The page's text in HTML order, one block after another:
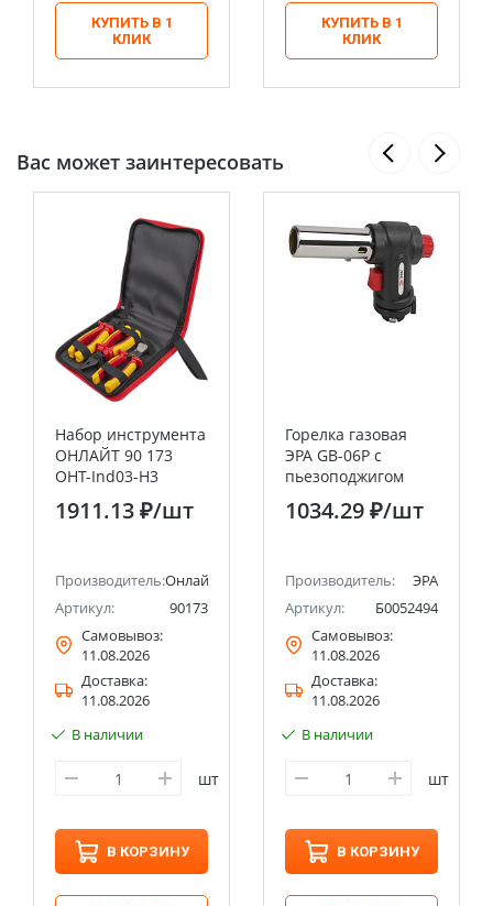
КУПИТЬ В 1
КЛИК
КУПИТЬ В 1
КЛИК
Вас может заинтересовать
Набор инструмента
ОНЛАЙТ 90 173
OHT-Ind03-H3
(диэлектрические, 3
шт)
1911.13 ₽/шт
Производитель:Онлайт
Артикул:
90173
Самовывоз:
11.08.2026
Доставка:
11.08.2026
В наличии
шт
В КОРЗИНУ
Горелка газовая
ЭРА GB-06P с
пьезоподжигом
установка на
баллон вращение
1034.29 ₽/шт
Производитель:
ЭРА
Артикул:
Б0052494
Самовывоз:
11.08.2026
Доставка:
11.08.2026
В наличии
шт
В КОРЗИНУ